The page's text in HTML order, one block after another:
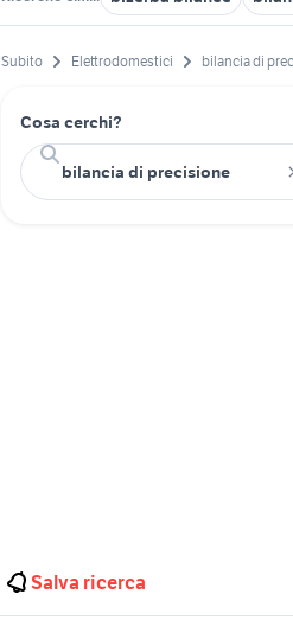
Subito Elettrodomestici bilancia di
Cosa cerchi?
Salva ricerca